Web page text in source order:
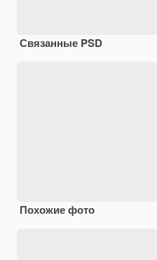
Связанные PSD
Похожие фото